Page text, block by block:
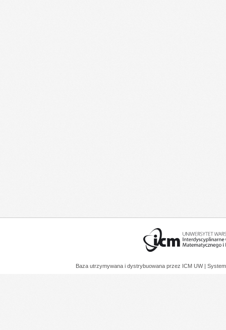
Baza utrzymywana i dystrybuowana przez ICM UW |